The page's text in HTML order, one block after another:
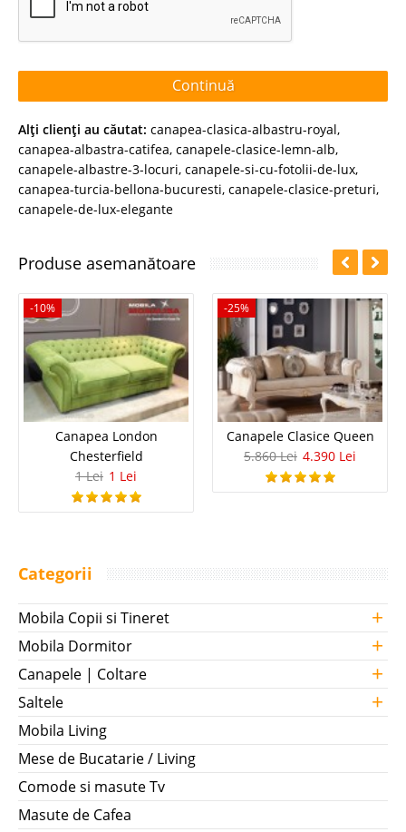
Continuă
Alţi clienţi au căutat: canapea-clasica-albastru-royal,
canapea-albastra-catifea, canapele-clasice-lemn-alb,
canapele-albastre-3-locuri, canapele-si-cu-fotolii-de-lux,
canapea-turcia-bellona-bucuresti, canapele-clasice-preturi,
canapele-de-lux-elegante
Produse asemanătoare
-10%
Canapea London
Chesterfield
1 Lei 1 Lei
-25%
Canapele Clasice Queen
5.860 Lei 4.390 Lei
Categorii
Mobila Copii si Tineret +
Mobila Dormitor +
Canapele | Coltare +
Saltele +
Mobila Living
Mese de Bucatarie / Living
Comode si masute Tv
Masute de Cafea